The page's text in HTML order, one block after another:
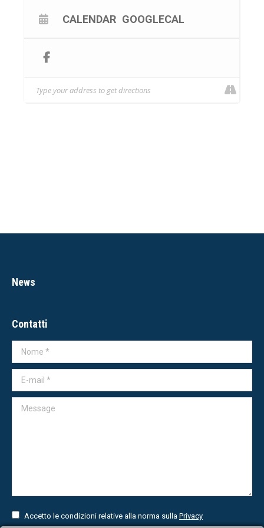
Parterre in piedi € 25.00+3.50
EARLY BYRD €15.00€+3.00 ( disponibilita’ limitata)
Area VIP € 50.00+6.00
CALENDAR GOOGLECAL
News
Contatti
Nome *
E-mail *
Message
Accetto le condizioni relative alla norma sulla Privacy